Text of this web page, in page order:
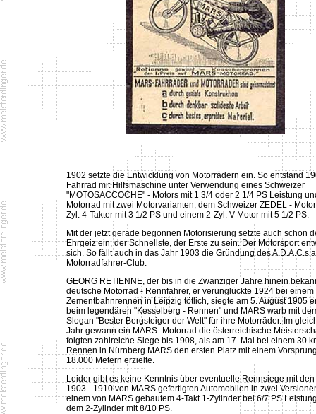
1902 setzte die Entwicklung von Motorrädern ein. So entstand
Fahrrad mit Hilfsmaschine unter Verwendung eines Schweizer
"MOTOSACCOCHE" - Motors mit 1 3/4 oder 2 1/4 PS Leistung
Motorrad mit zwei Motorvarianten, dem Schweizer ZEDEL -
Zyl. 4-Takter mit 3 1/2 PS und einem 2-Zyl. V-Motor mit 5 1/2 PS.
Mit der jetzt gerade begonnen Motorisierung setzte auch schon
Ehrgeiz ein, der Schnellste, der Erste zu sein. Der Motorsport
sich. So fällt auch in das Jahr 1903 die Gründung des A.D.A.C.s
Motorradfahrer-Club.
GEORG RETIENNE, der bis in die Zwanziger Jahre hinein
deutsche Motorrad - Rennfahrer, er verunglückte 1924 bei einem
Zementbahnrennen in Leipzig tötlich, siegte am 5. August 1905
beim legendären "Kesselberg - Rennen" und MARS warb mit
Slogan "Bester Bergsteiger der Welt" für ihre Motorräder. Im
Jahr gewann ein MARS- Motorrad die österreichische
folgten zahlreiche Siege bis 1908, als am 17. Mai bei einem 30
Rennen in Nürnberg MARS den ersten Platz mit einem
18.000 Metern erzielte.
Leider gibt es keine Kenntnis über eventuelle Rennsiege mit
1903 - 1910 von MARS gefertigten Automobilen in zwei
einem von MARS gebautem 4-Takt 1-Zylinder bei 6/7 PS
dem 2-Zylinder mit 8/10 PS.